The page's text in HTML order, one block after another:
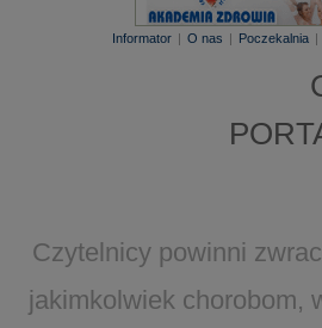
Informator | O nas | Poczekalnia |
Czytelnicy powinni
jakimkolwiek chorobom,